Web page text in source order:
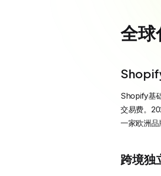
全球
Shopify基
交易费。
一家欧洲品
跨境独